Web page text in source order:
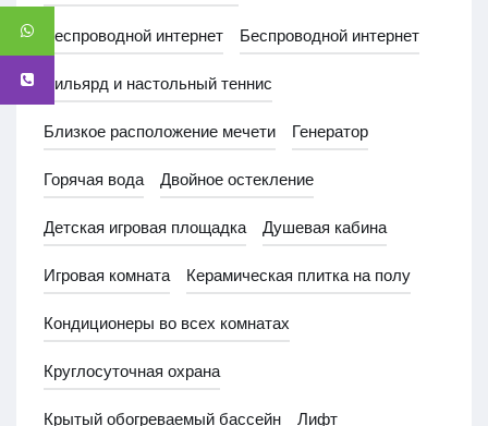
Беспроводной интернет Беспроводной интернет
Бильярд и настольный теннис
Близкое расположение мечети Генератор
Горячая вода Двойное остекление
Детская игровая площадка Душевая кабина
Игровая комната Керамическая плитка на полу
Кондиционеры во всех комнатах
Круглосуточная охрана
Крытый обогреваемый бассейн Лифт